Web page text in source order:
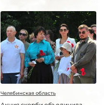
Челябинская область